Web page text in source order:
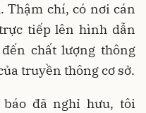
Thậm chí, có nơi cán
tiếp lên hình dẫn
chất lượng thông
truyền thông cơ sở.
đã nghỉ hưu, tôi